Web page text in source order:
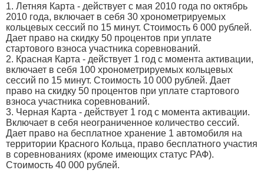
1. Летняя Карта - действует с мая 2010 года по октябрь
2010 года, включает в себя 30 хронометрируемых
кольцевых сессий по 15 минут. Стоимость 6 000 рублей.
Дает право на скидку 50 процентов при уплате
стартового взноса участника соревнований.
2. Красная Карта - действует 1 год с момента активации,
включает в себя 100 хронометрируемых кольцевых
сессий по 15 минут. Стоимость 10 000 рублей. Дает
право на скидку 50 процентов при уплате стартового
взноса участника соревнований.
3. Черная Карта - действует 1 год с момента активации.
Включает в себя неограниченное количество сессий.
Дает право на бесплатное хранение 1 автомобиля на
территории Красного Кольца, право бесплатного участия
в соревнованиях (кроме имеющих статус РАФ).
Стоимость 40 000 рублей.